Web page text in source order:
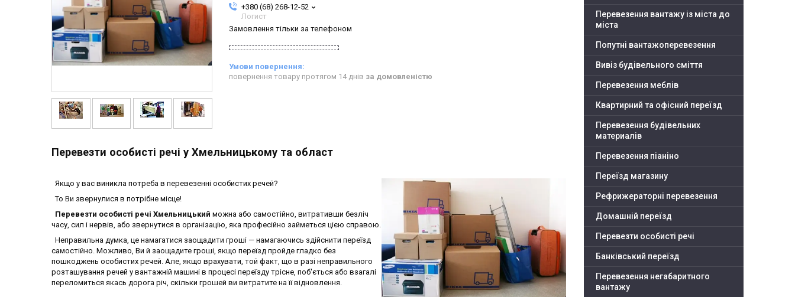
+380 (68) 268-12-52
Логист
Замовлення тільки за телефоном
повернення товару протягом 14 днів за домовленістю
Перевезти особисті речі у Хмельницькому та област
Якщо у вас виникла потреба в перевезенні особистих речей?
То Ви звернулися в потрібне місце!
Перевезти особисті речі Хмельницький можна або самостійно, витративши безліч
часу, сил і нервів, або звернутися в організацію, яка професійно займеться цією справою.
Неправильна думка, це намагатися заощадити гроші — намагаючись здійснити переїзд
самостійно. Можливо, Ви й заощадите гроші, якщо переїзд пройде гладко без
пошкоджень особистих речей. Але, якщо врахувати, той факт, що в разі неправильного
розташування речей у вантажній машині в процесі переїзду трісне, поб'ється або взагалі
переломиться якась дорога річ, скільки грошей ви витратите на її відновлення.
Перевезення вантажу із міста до
міста
Попутні вантажоперевезення
Вивіз будівельного сміття
Перевезення меблів
Квартирний та офісний переїзд
Перевезення будівельних
материалів
Перевезення піаніно
Переїзд магазину
Рефрижераторні перевезення
Домашній переїзд
Перевезти особисті речі
Банківський переїзд
Перевезення негабаритного
вантажу